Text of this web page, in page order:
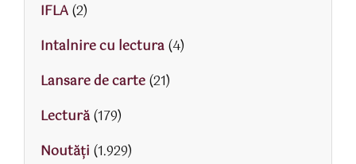
IFLA(2)
Intalnire cu lectura(4)
Lansare de carte(21)
Lectură(179)
Noutăți (1.929)